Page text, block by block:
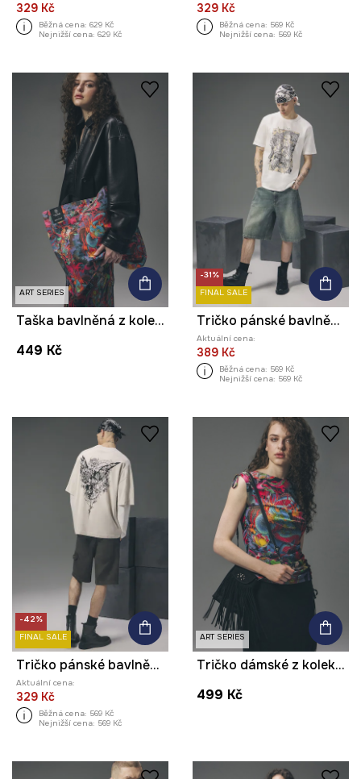
329 Kč
Běžná cena: 629 Kč
Nejnižší cena: 629 Kč
329 Kč
Běžná cena: 569 Kč
Nejnižší cena: 569 Kč
ART SERIES
Taška bavlněná z kolekce Tattoo Art by Tuan Nguyen
449 Kč
-31%
FINAL SALE
Tričko pánské bavlněné z kolekce Tattoo Art by Mattia Provezza
Aktuální cena:
389 Kč
Běžná cena: 569 Kč
Nejnižší cena: 569 Kč
-42%
FINAL SALE
Tričko pánské bavlněné z kolekce Tattoo Art by Mattia Provezza
Aktuální cena:
329 Kč
Běžná cena: 569 Kč
Nejnižší cena: 569 Kč
ART SERIES
Tričko dámské z kolekce Tattoo Art by Tuan Nguyen
499 Kč